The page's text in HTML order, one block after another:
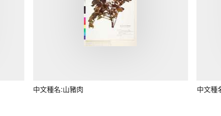
中文種名:山豬肉 中文種